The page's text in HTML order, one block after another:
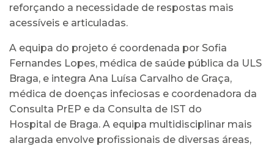
reforçando a necessidade de respostas mais
acessíveis e articuladas.
A equipa do projeto é coordenada por Sofia
Fernandes Lopes, médica de saúde pública da ULS
Braga, e integra Ana Luísa Carvalho de Graça,
médica de doenças infeciosas e coordenadora da
Consulta PrEP e da Consulta de IST do
Hospital de Braga. A equipa multidisciplinar mais
alargada envolve profissionais de diversas áreas,